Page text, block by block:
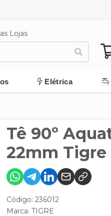
Lojas
Elétrica
Tê 90º
22mm Tigre
Código: 236012
Marca: TIGRE